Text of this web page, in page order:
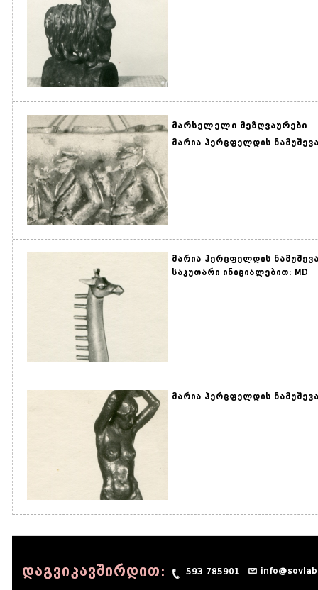
მარსელელი მეზღვაურები
მარია ჰერცფელდის
მარია ჰერცფელდის
საკუთარი ინიციალებით: MD
მარია ჰერცფელდის
დაგვიკავშირდით: 593 785901